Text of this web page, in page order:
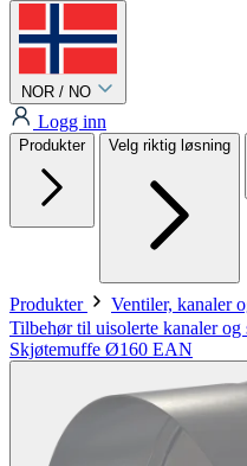
NOR / NO
Logg inn
Produkter Velg riktig løsning
Produkter Ventiler, kanaler
Tilbehør til uisolerte kanaler og
Skjøtemuffe Ø160 EAN